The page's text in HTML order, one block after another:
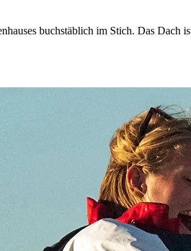
buchstäblich im Stich. Das